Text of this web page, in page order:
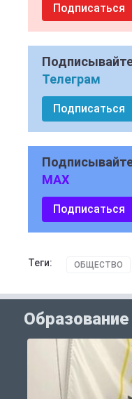
Подписаться
Телеграм
Подписаться
MAX
Подписаться
Теги: ОБЩЕСТВО
Образование